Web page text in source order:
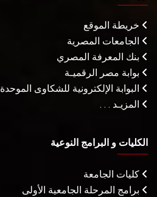
خريطة الموقع
الجامعات المصرية
بنك المعرفة المصري
بوابة مصر الرقميـة
البوابة الإلكترونية للشكاوى الموحدة
المزيـد . . .
الكليات و البرامج النوعية
كليات الجامعة
برامج المرحلة الجامعية الأولى